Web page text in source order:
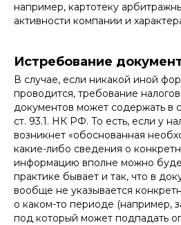
например, картотеку
активности компании и
Истребование
В случае, если никакой иной
проводится, требование
документов может содержать в
ст. 93.1. НК РФ. То есть, если у
возникнет «обоснованная
какие-либо сведения о
информацию вполне можно
практике бывает и так, что в
вообще не указывается
о каком-то периоде (например,
под который может подпадать